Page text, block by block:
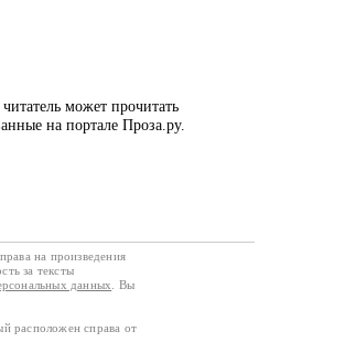
может прочитать
на портале Проза.ру.
на произведения
за тексты
данных
. Вы
расположен справа от